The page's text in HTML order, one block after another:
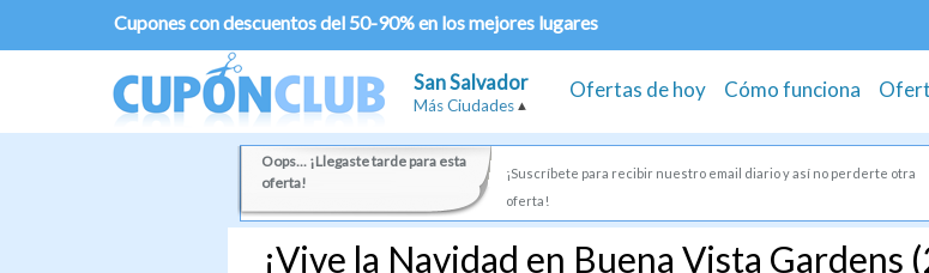
Cupones con descuentos del 50-90% en los mejores lugares
San Salvador
Más Ciudades
Ofertas de hoy Cómo funciona
Oops... ¡Llegaste tarde para esta
oferta!
¡Suscríbete para recibir nuestro email diario y así no perderte otra
oferta!
¡Vive la Navidad en Buena Vista Gardens